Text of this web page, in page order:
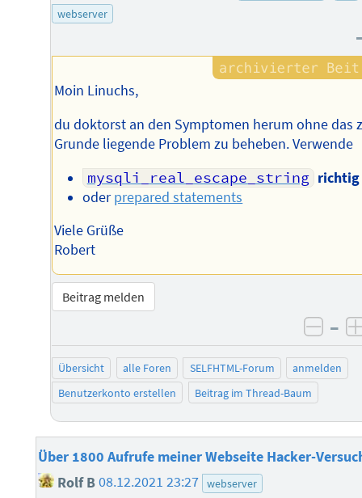
webserver
Moin Linuchs,
du doktorst an den Symptomen herum ohne das
Grunde liegende Problem zu beheben. Verwende
mysqli_real_escape_string richtig
oderprepared statements
Viele Grüße
Robert
Beitrag melden
–
Übersicht alle Foren SELFHTML-Forum
anmelden
Benutzerkonto erstellen
Beitrag im Thread-Baum
Über 1800 Aufrufe meiner Webseite Hacker-
Rolf B08.12.2021 23:27 webserver